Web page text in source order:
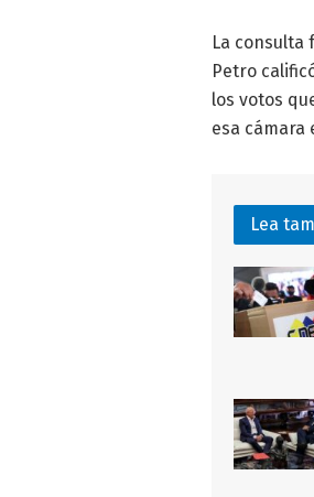
La consulta
Petro
los votos
esa cámara
Lea